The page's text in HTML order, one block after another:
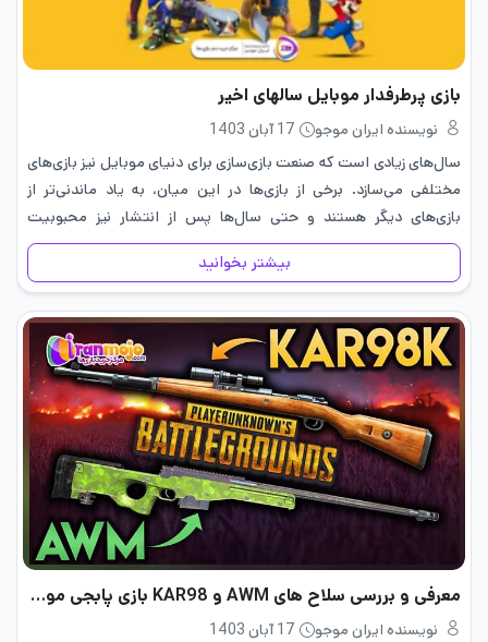
بازی پرطرفدار موبایل سالهای اخیر
نویسنده ایران موجو
17 آبان 1403
سال‌های زیادی است که صنعت بازی‌سازی برای دنیای موبایل نیز بازی‌های
مختلفی می‌سازد. برخی از بازی‌ها در این میان، به یاد ماندنی‌تر از
بازی‌های دیگر هستند و حتی سال‌ها پس از انتشار نیز محبوبیت
خودشان را حفظ می‌کنند. برخی از…
بیشتر بخوانید
معرفی و بررسی سلاح های AWM و KAR98 بازی پابجی موبایل
نویسنده ایران موجو
17 آبان 1403